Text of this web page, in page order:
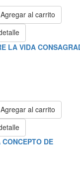
Agregar al carrito
LA VIDA
Agregar al carrito
DE